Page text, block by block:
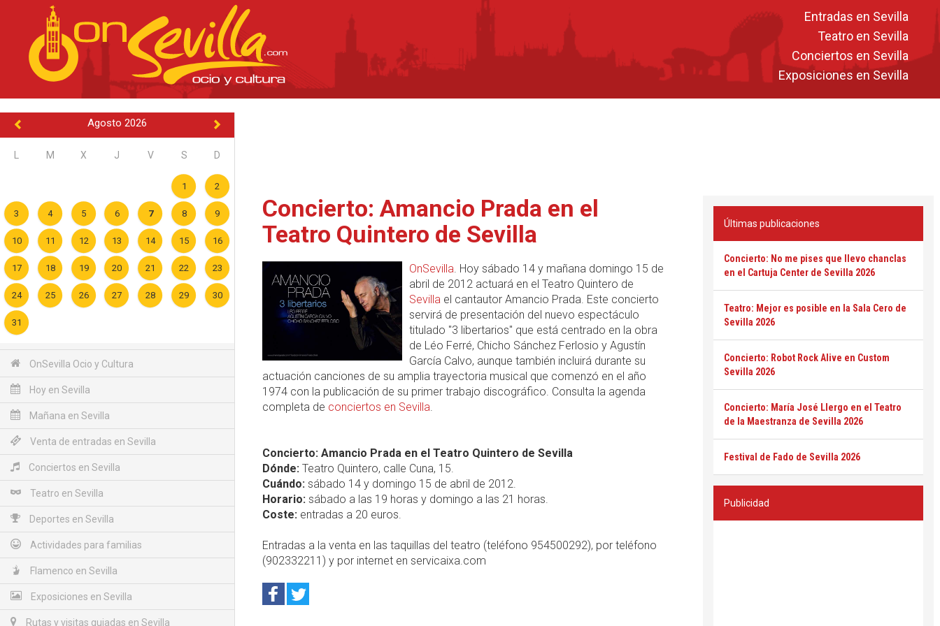
Entradas en Sevilla
Teatro en Sevilla
Conciertos en Sevilla
Exposiciones en Sevilla
Agosto 2026
M X J V S D
1 2
3 4 5 6 7 8 9
10 11 12 13 14 15 16
17 18 19 20 21 22 23
24 25 26 27 28 29 30
31
OnSevilla Ocio y Cultura
Hoy en Sevilla
Mañana en Sevilla
Venta de entradas en Sevilla
Conciertos en Sevilla
Teatro en Sevilla
Deportes en Sevilla
Actividades para familias
Flamenco en Sevilla
Exposiciones en Sevilla
Rutas y visitas guiadas en Sevilla
Concierto: Amancio Prada en el
Teatro Quintero de Sevilla
OnSevilla. Hoy sábado 14 y mañana domingo 15 de
abril de 2012 actuará en el Teatro Quintero de
Sevilla el cantautor Amancio Prada. Este concierto
servirá de presentación del nuevo espectáculo
titulado "3 libertarios" que está centrado en la obra
de Léo Ferré, Chicho Sánchez Ferlosio y Agustín
García Calvo, aunque también incluirá durante su
actuación canciones de su amplia trayectoria musical que comenzó en el año
1974 con la publicación de su primer trabajo discográfico. Consulta la agenda
completa de conciertos en Sevilla.
Concierto: Amancio Prada en el Teatro Quintero de Sevilla
Dónde: Teatro Quintero, calle Cuna, 15.
Cuándo: sábado 14 y domingo 15 de abril de 2012.
Horario: sábado a las 19 horas y domingo a las 21 horas.
Coste: entradas a 20 euros.
Entradas a la venta en las taquillas del teatro (teléfono 954500292), por teléfono
(902332211) y por internet en servicaixa.com
Últimas publicaciones
Concierto: No me pises que llevo chanclas
en el Cartuja Center de Sevilla 2026
Teatro: Mejor es posible en la Sala Cero de
Sevilla 2026
Concierto: Robot Rock Alive en Custom
Sevilla 2026
Concierto: María José Llergo en el Teatro
de la Maestranza de Sevilla 2026
Festival de Fado de Sevilla 2026
Publicidad